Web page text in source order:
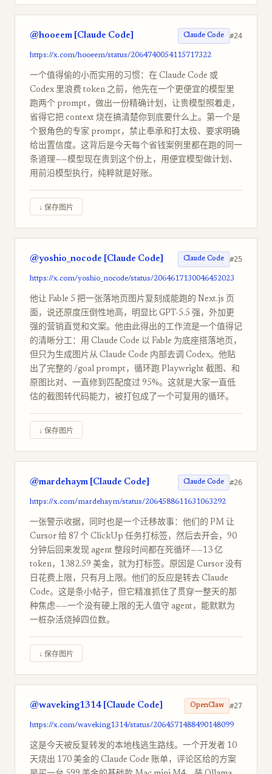
@hooeem [Claude Code] Claude Code #24
https://x.com/hooeem/status/2064740054115717322
一个值得偷的小而实用的习惯：在 Claude Code 或
Codex 里浪费 token 之前，他先在一个更便宜的模型里
跑两个 prompt，做出一份精确计划，让贵模型照着走，
省得它把 context 烧在搞清楚你到底要什么上。第一个是
个狠角色的专家 prompt，禁止奉承和打太极、要求明确
给出置信度。这背后是今天每个省钱案例里都在跑的同一
条道理——模型现在贵到这个份上，用便宜模型做计划、
用前沿模型执行，纯粹就是好账。
↓ 保存图片
@yoshio_nocode [Claude Code] Claude Code #25
https://x.com/yoshio_nocode/status/2064617130046452023
他让 Fable 5 把一张落地页图片复刻成能跑的 Next.js 页
面，说还原度压倒性地高，明显比 GPT-5.5 强，外加更
强的营销直觉和文案。他由此得出的工作流是一个值得记
的清晰分工：用 Claude Code 以 Fable 为底座搭落地页，
但只为生成图片从 Claude Code 内部去调 Codex。他贴
出了完整的 /goal prompt，循环跑 Playwright 截图、和
原图比对、一直修到匹配度过 95%。这就是大家一直低
估的截图转代码能力，被打包成了一个可复用的循环。
↓ 保存图片
@mardehaym [Claude Code] Claude Code #26
https://x.com/mardehaym/status/2064588611631063292
一张警示收据，同时也是一个迁移故事：他们的 PM 让
Cursor 给 87 个 ClickUp 任务打标签，然后去开会，90
分钟后回来发现 agent 整段时间都在死循环——13 亿
token，1382.59 美金，就为打标签。原因是 Cursor 没有
日花费上限，只有月上限。他们的反应是转去 Claude
Code。这是条小帖子，但它精准抓住了贯穿一整天的那
种焦虑——一个没有硬上限的无人值守 agent，能默默为
一桩杂活烧掉四位数。
↓ 保存图片
@waveking1314 [Claude Code] OpenClaw #27
https://x.com/waveking1314/status/2064571488490148099
这是今天被反复转发的本地栈逃生路线。一个开发者 10
天烧出 170 美金的 Claude Code 账单，评论区给的方案